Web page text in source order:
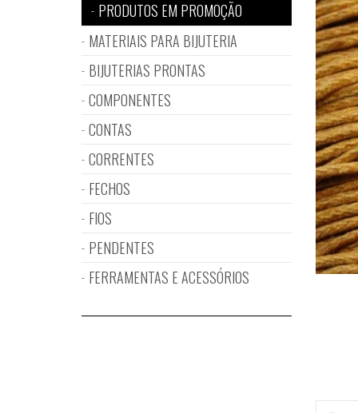
PRODUTOS EM PROMOÇÃO
MATERIAIS PARA BIJUTERIA
BIJUTERIAS PRONTAS
COMPONENTES
CONTAS
CORRENTES
FECHOS
FIOS
PENDENTES
FERRAMENTAS E ACESSÓRIOS